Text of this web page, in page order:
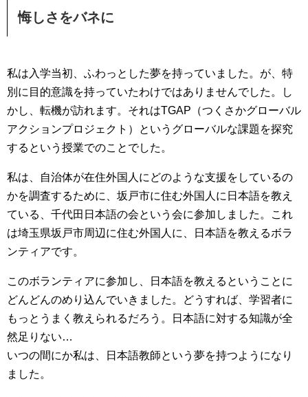
悔しさをバネに
私は入学当初、ふわっとした夢を持っていました。が、特
別に目的意識を持っていたわけではありませんでした。し
かし、転機が訪れます。それはTGAP（つくさかグローバル
アクションプロジェクト）というグローバルな課題を探究
するという授業でのことでした。
私は、自治体が在住外国人にどのような支援をしているの
かを調査するために、坂戸市に住む外国人に日本語を教え
ている、千代田日本語の会という会に参加しました。これ
は埼玉県坂戸市周辺に住む外国人に、日本語を教えるボラ
ンティアです。
このボランティアに参加し、日本語を教えるということに
どんどんのめり込んでいきました。どうすれば、学習者に
もっとうまく教えられるだろう。日本語に対する知識が全
然足りない…
いつの間にか私は、日本語教師という夢を持つようになり
ました。